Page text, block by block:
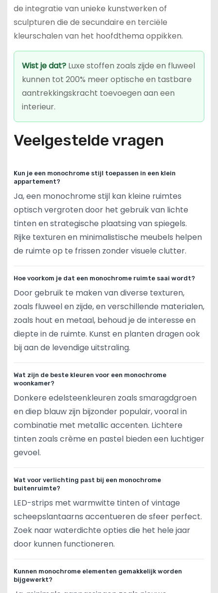
de integratie van unieke kunstwerken of
sculpturen die de secundaire en terciële
kleurschalen van het hoofdthema oppikken.
Wist je dat?Luxe stoffen zoals zijde en fluweel
kunnen tot 200% meer optische en tastbare
aantrekkingskracht toevoegen aan een
interieur.
Veelgestelde vragen
Kun je een monochrome stijl toepassen in een klein
appartement?
Ja, een monochrome stijl kan kleine ruimtes
optisch vergroten door het gebruik van lichte
tinten en strategische plaatsing van spiegels.
Rijke texturen en minimalistische meubels helpen
de ruimte op te frissen zonder visuele clutter.
Hoe voorkom je dat een monochrome ruimte saai wordt?
Door gebruik te maken van diverse texturen,
zoals fluweel en zijde, en verschillende materialen,
zoals hout en metaal, behoud je de interesse en
diepte in de ruimte. Kunst en planten dragen ook
bij aan de levendige uitstraling.
Wat zijn de beste kleuren voor een monochrome
woonkamer?
Donkere edelsteenkleuren zoals smaragdgroen
en diep blauw zijn bijzonder populair, vooral in
combinatie met metallic accenten. Lichtere
tinten zoals crème en pastel bieden een luchtiger
gevoel.
Wat voor verlichting past bij een monochrome
buitenruimte?
LED-strips met warmwitte tinten of vintage
scheepslantaarns accentueren de sfeer perfect.
Zoek naar waterdichte opties die het hele jaar
door kunnen functioneren.
Kunnen monochrome elementen gemakkelijk worden
bijgewerkt?